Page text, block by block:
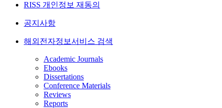
RISS 개인정보 재동의
공지사항
해외전자정보서비스 검색
Academic Journals
Ebooks
Dissertations
Conference Materials
Reviews
Reports